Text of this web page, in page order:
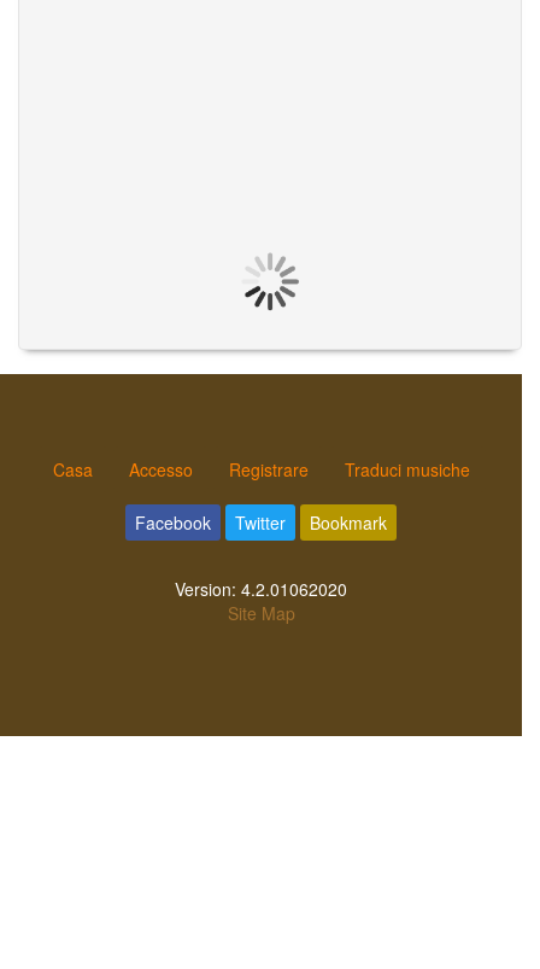
Casa Accesso Registrare Traduci musiche
Facebook Twitter Bookmark
Version: 4.2.01062020
Site Map